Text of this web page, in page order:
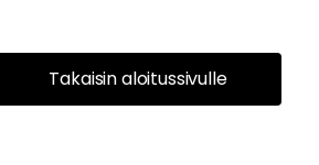
Takaisin aloitussivulle